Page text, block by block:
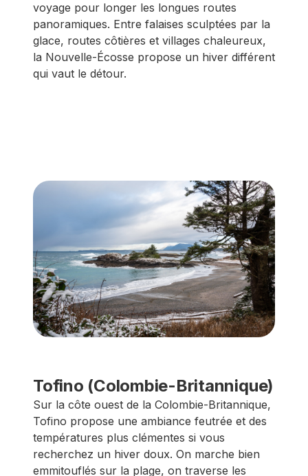
voyage pour longer les longues routes
panoramiques. Entre falaises sculptées par la
glace, routes côtières et villages chaleureux,
la Nouvelle-Écosse propose un hiver différent
qui vaut le détour.
Tofino (Colombie-Britannique)
Sur la côte ouest de la Colombie-Britannique,
Tofino propose une ambiance feutrée et des
températures plus clémentes si vous
recherchez un hiver doux. On marche bien
emmitouflés sur la plage, on traverse les